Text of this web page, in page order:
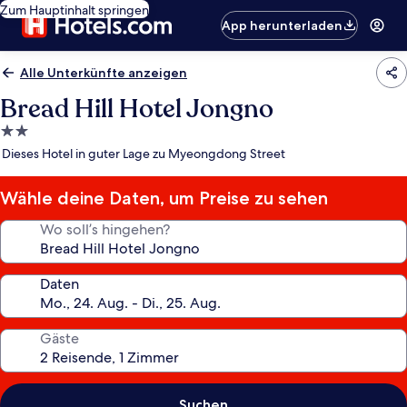
Zum Hauptinhalt springen
App herunterladen
Alle Unterkünfte anzeigen
Bread Hill Hotel Jongno
2.0-
Sterne-
Dieses Hotel in guter Lage zu Myeongdong Street
Wähle deine Daten, um Preise zu sehen
Wo soll’s hingehen?
Daten
Gäste